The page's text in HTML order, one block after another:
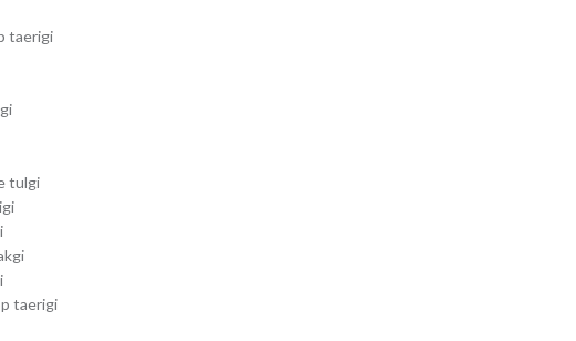
taerigi
tulgi
taerigi